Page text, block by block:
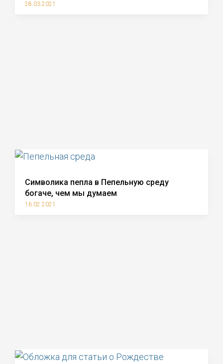
28.03.2021
Символика пепла в Пепельную среду
богаче, чем мы думаем
16.02.2021